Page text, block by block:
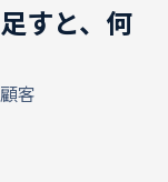
すと、何
客